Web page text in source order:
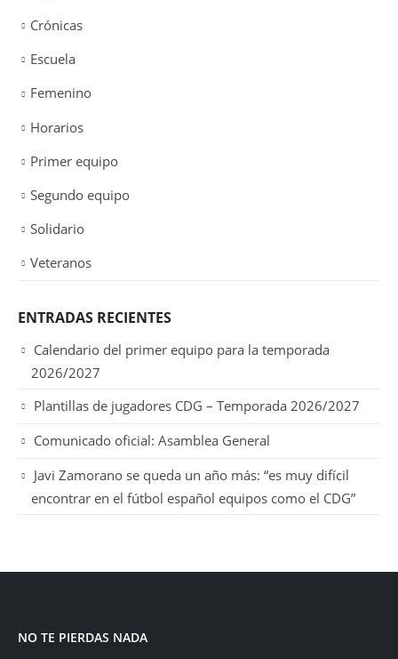
Crónicas
Escuela
Femenino
Horarios
Primer equipo
Segundo equipo
Solidario
Veteranos
ENTRADAS RECIENTES
Calendario del primer equipo para la temporada
2026/2027
Plantillas de jugadores CDG – Temporada 2026/2027
Comunicado oficial: Asamblea General
Javi Zamorano se queda un año más: “es muy difícil
encontrar en el fútbol español equipos como el CDG”
NO TE PIERDAS NADA